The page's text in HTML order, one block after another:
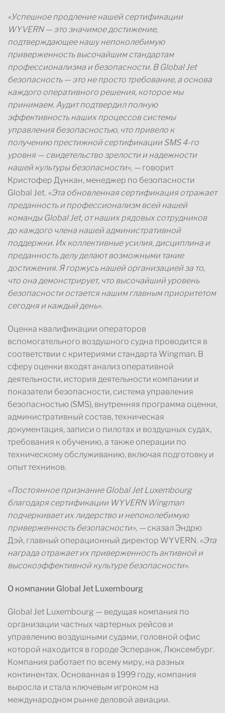
«Успешное продление нашей сертификации
WYVERN — это значимое достижение,
подтверждающее нашу непоколебимую
приверженность высочайшим стандартам
профессионализма и безопасности. В Global Jet
безопасность — это не просто требование, а основа
каждого оперативного решения, которое мы
принимаем. Аудит подтвердил полную
эффективность наших процессов системы
управления безопасностью, что привело к
получению престижной сертификации SMS 4-го
уровня — свидетельство зрелости и надежности
нашей культуры безопасности», — говорит
Кристофер Дункан, менеджер по безопасности
Global Jet. «Эта обновленная сертификация отражает
преданность и профессионализм всей нашей
команды Global Jet, от наших рядовых сотрудников
до каждого члена нашей административной
поддержки. Их коллективные усилия, дисциплина и
преданность делу делают возможными такие
достижения. Я горжусь нашей организацией за то,
что она демонстрирует, что высочайший уровень
безопасности остается нашим главным приоритетом
сегодня и каждый день».
Оценка квалификации операторов
вспомогательного воздушного судна проводится в
соответствии с критериями стандарта Wingman. В
сферу оценки входят анализ оперативной
деятельности, история деятельности компании и
показатели безопасности, система управления
безопасностью (SMS), внутренняя программа оценки,
административный состав, техническая
документация, записи о пилотах и ​​воздушных судах,
требования к обучению, а также операции по
техническому обслуживанию, включая подготовку и
опыт техников.
«Постоянное признание Global Jet Luxembourg
благодаря сертификации WYVERN Wingman
подчеркивает их лидерство и непоколебимую
приверженность безопасности», — сказал Эндрю
Дэй, главный операционный директор WYVERN. «Эта
награда отражает их приверженность активной и
высокоэффективной культуре безопасности».
О компании Global Jet Luxembourg
Global Jet Luxembourg — ведущая компания по
организации частных чартерных рейсов и
управлению воздушными судами, головной офис
которой находится в городе Эсперанж, Люксембург.
Компания работает по всему миру, на разных
континентах. Основанная в 1999 году, компания
выросла и стала ключевым игроком на
международном рынке деловой авиации.